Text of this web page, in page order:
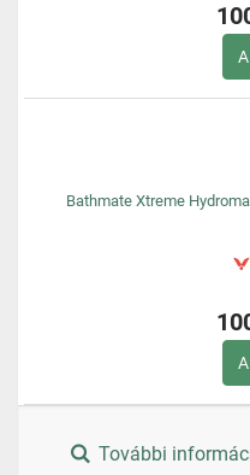
Bathmate Xtreme
További